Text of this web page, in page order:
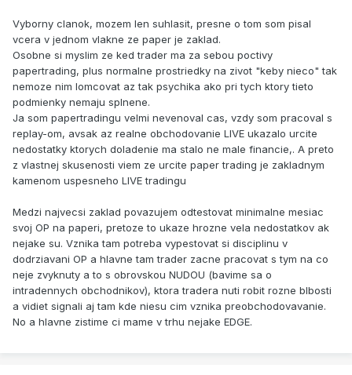
Vyborny clanok, mozem len suhlasit, presne o tom som pisal
vcera v jednom vlakne ze paper je zaklad.
Osobne si myslim ze ked trader ma za sebou poctivy
papertrading, plus normalne prostriedky na zivot "keby nieco" tak
nemoze nim lomcovat az tak psychika ako pri tych ktory tieto
podmienky nemaju splnene.
Ja som papertradingu velmi nevenoval cas, vzdy som pracoval s
replay-om, avsak az realne obchodovanie LIVE ukazalo urcite
nedostatky ktorych doladenie ma stalo ne male financie,. A preto
z vlastnej skusenosti viem ze urcite paper trading je zakladnym
kamenom uspesneho LIVE tradingu
Medzi najvecsi zaklad povazujem odtestovat minimalne mesiac
svoj OP na paperi, pretoze to ukaze hrozne vela nedostatkov ak
nejake su. Vznika tam potreba vypestovat si disciplinu v
dodrziavani OP a hlavne tam trader zacne pracovat s tym na co
neje zvyknuty a to s obrovskou NUDOU (bavime sa o
intradennych obchodnikov), ktora tradera nuti robit rozne blbosti
a vidiet signali aj tam kde niesu cim vznika preobchodovavanie.
No a hlavne zistime ci mame v trhu nejake EDGE.